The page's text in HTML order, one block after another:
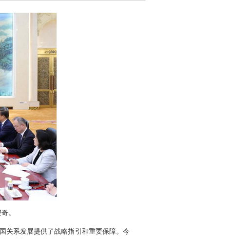
。
关系发展提供了战略指引和重要保障。今